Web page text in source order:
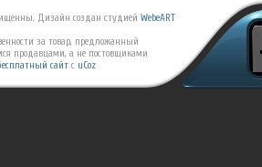
Дизайн создан студией WebeART
за товар, предложанный
продавцами, а не постовщиками
сайт с uCoz